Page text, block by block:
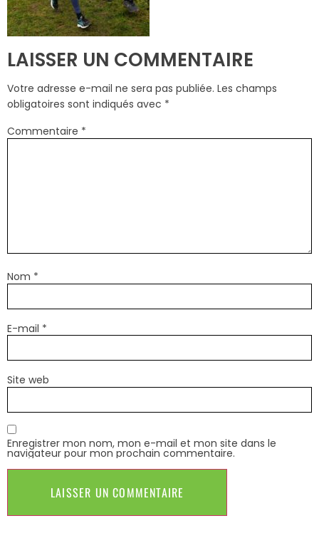
LAISSER UN COMMENTAIRE
Votre adresse e-mail ne sera pas publiée. Les champs
obligatoires sont indiqués avec *
Commentaire *
Nom *
E-mail *
Site web
Enregistrer mon nom, mon e-mail et mon site dans le
navigateur pour mon prochain commentaire.